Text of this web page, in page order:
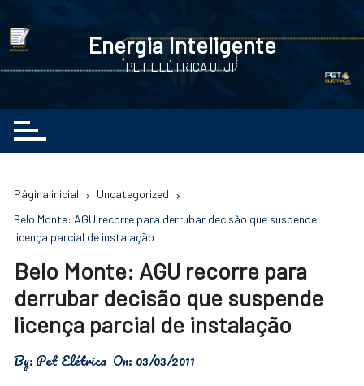
para
conteúdo
Energia Inteligente
PET ELÉTRICA UFJF
Página inicial
Uncategorized
Belo Monte: AGU recorre para derrubar decisão que suspende
licença parcial de instalação
Belo Monte: AGU recorre para
derrubar decisão que suspende
licença parcial de instalação
By:Pet Elétrica On: 03/03/2011